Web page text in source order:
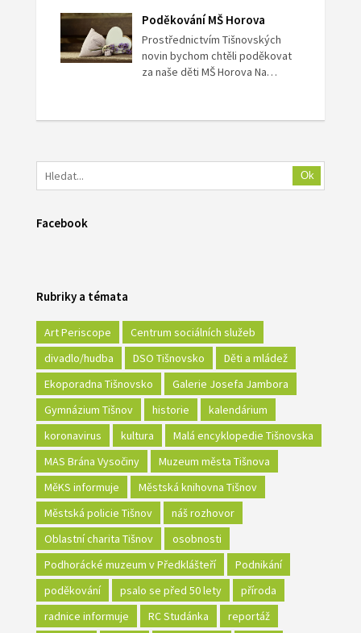
Poděkování MŠ Horova
Prostřednictvím Tišnovských
novin bychom chtěli poděkovat
za naše děti MŠ Horova Na…
Ok
Facebook
Rubriky a témata
Art Periscope
Centrum sociálních služeb
divadlo/hudba
DSO Tišnovsko
Děti a mládež
Ekoporadna Tišnovsko
Galerie Josefa Jambora
Gymnázium Tišnov
historie
kalendárium
koronavirus
kultura
Malá encyklopedie Tišnovska
MAS Brána Vysočiny
Muzeum města Tišnova
MěKS informuje
Městská knihovna Tišnov
Městská policie Tišnov
náš rozhovor
Oblastní charita Tišnov
osobnosti
Podhorácké muzeum v Předklášteří
Podnikání
poděkování
psalo se před 50 lety
příroda
radnice informuje
RC Studánka
reportáž